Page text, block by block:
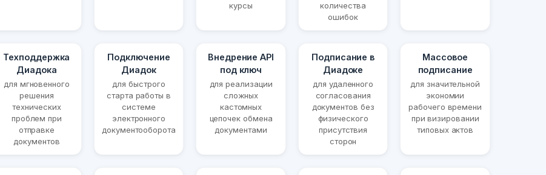
курсы
количества
ошибок
Техподдержка
Диадока
для мгновенного
решения
технических
проблем при
отправке
документов
Подключение
Диадок
для быстрого
старта работы в
системе
электронного
документооборота
Внедрение API
под ключ
для реализации
сложных
кастомных
цепочек обмена
документами
Подписание в
Диадоке
для удаленного
согласования
документов без
физического
присутствия
сторон
Массовое
подписание
для значительной
экономии
рабочего времени
при визировании
типовых актов